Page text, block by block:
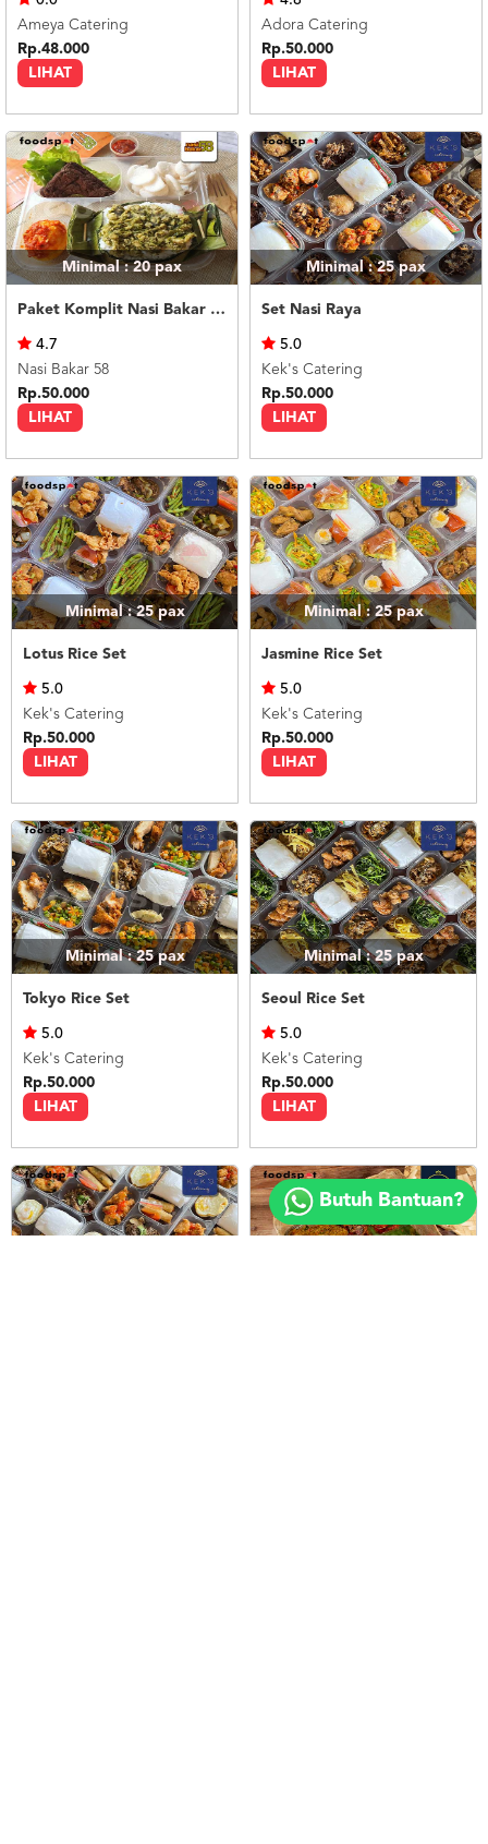
Copyright
2018
FOODSPOT.CO.ID
LIHAT
Ameya Catering
Rp.48.000
LIHAT
Adora Catering
Rp.50.000
Minimal : 20pax
Paket Komplit Nasi Bakar Ayam Cabe Ijo
LIHAT
4.7
Nasi Bakar 58
Rp.50.000
Minimal : 25pax
Set Nasi Raya
LIHAT
5.0
Kek's Catering
Rp.50.000
Minimal : 25pax
Lotus Rice Set
LIHAT
5.0
Kek's Catering
Rp.50.000
Minimal : 25pax
Jasmine Rice Set
LIHAT
5.0
Kek's Catering
Rp.50.000
Minimal : 25pax
Tokyo Rice Set
LIHAT
5.0
Kek's Catering
Rp.50.000
Minimal : 25pax
Seoul Rice Set
LIHAT
5.0
Kek's Catering
Rp.50.000
Butuh Bantuan?